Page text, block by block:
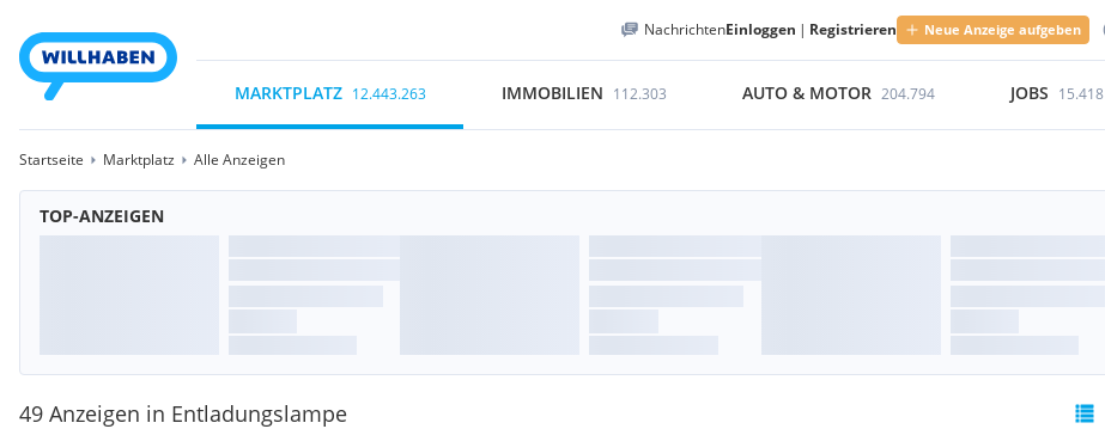
NachrichtenEinloggen | Registrieren Neue Anzeige aufgeben
MARKTPLATZ 12.443.263 IMMOBILIEN 112.303 AUTO & MOTOR 204.794 JOBS 15.418
Startseite Marktplatz Alle Anzeigen
TOP-ANZEIGEN
49 Anzeigen in Entladungslampe